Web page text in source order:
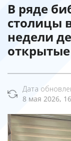
В ряде
столицы
недели
Дата
8 мая 2026,